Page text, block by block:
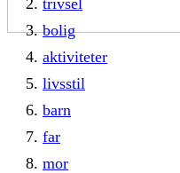
trivsel
bolig
aktiviteter
livsstil
barn
far
mor